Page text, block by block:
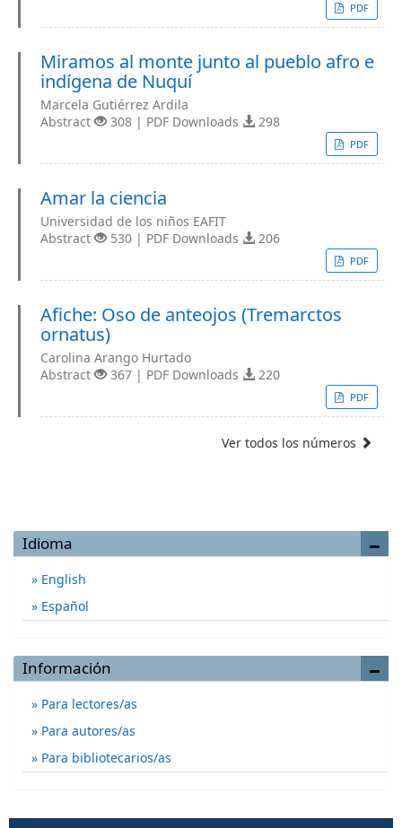
PDF
Miramos al monte junto al pueblo afro e
indígena de Nuquí
Marcela Gutiérrez Ardila
Abstract
308 | PDF Downloads 298
PDF
Amar la ciencia
Universidad de los niños EAFIT
Abstract
530 | PDF Downloads 206
PDF
Afiche: Oso de anteojos (Tremarctos
ornatus)
Carolina Arango Hurtado
Abstract
367 | PDF Downloads 220
PDF
Ver todos los números
Idioma
English
Español
Información
Para lectores/as
Para autores/as
Para bibliotecarios/as